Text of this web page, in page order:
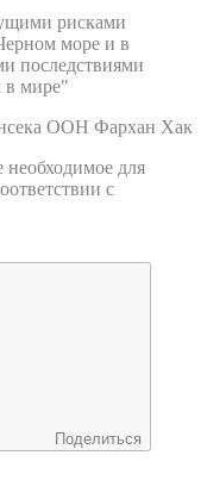
рисками
море и в
последствиями
в мире"
ООН Фархан Хак
необходимое для
с
Поделиться